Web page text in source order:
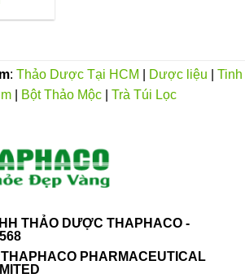
400.000VND
: Thảo Dược Tại HCM Dược liệu
Tinh
Bột Thảo Mộc Trà Túi Lọc
THẢO DƯỢC THAPHACO -
PHARMACEUTICAL